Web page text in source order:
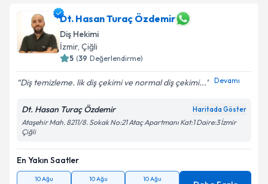
Dt. Hasan Turaç Özdemir
Diş Hekimi
İzmir, Çiğli
5 (39 Değerlendirme)
Diş temizleme. lik diş çekimi ve normal diş çekimi... Devamı
Dt. Hasan Turaç Özdemir Haritada Göster
Ataşehir Mah. 8211/8. Sokak No:21 Ataç Apartmanı Kat:1 Daire:3 İzmir
Çiğli
En Yakın Saatler
10 Ağu 10 Ağu 10 Ağu